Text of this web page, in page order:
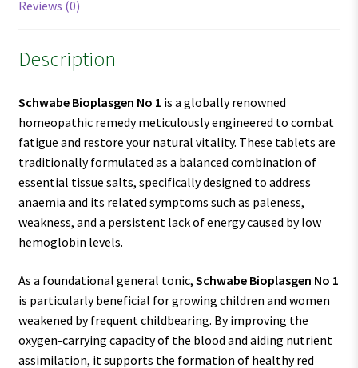
Reviews (0)
Description
Schwabe Bioplasgen No 1 is a globally renowned
homeopathic remedy meticulously engineered to combat
fatigue and restore your natural vitality. These tablets are
traditionally formulated as a balanced combination of
essential tissue salts, specifically designed to address
anaemia and its related symptoms such as paleness,
weakness, and a persistent lack of energy caused by low
hemoglobin levels.
As a foundational general tonic, Schwabe Bioplasgen No 1
is particularly beneficial for growing children and women
weakened by frequent childbearing. By improving the
oxygen-carrying capacity of the blood and aiding nutrient
assimilation, it supports the formation of healthy red